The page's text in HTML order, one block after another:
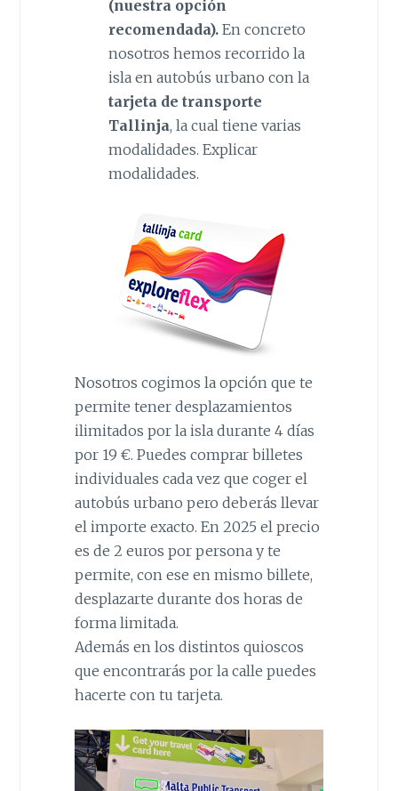
(nuestra opción
recomendada).En concreto
nosotros hemos recorrido la
isla en autobús urbano con la
tarjeta de transporte
Tallinja, la cual tiene varias
modalidades. Explicar
modalidades.
Nosotros cogimos la opción que te
permite tener desplazamientos
ilimitados por la isla durante 4 días
por 19 €. Puedes comprar billetes
individuales cada vez que coger el
autobús urbano pero deberás llevar
el importe exacto. En 2025 el precio
es de 2 euros por persona y te
permite, con ese en mismo billete,
desplazarte durante dos horas de
forma limitada.
Además en los distintos quioscos
que encontrarás por la calle puedes
hacerte con tu tarjeta.